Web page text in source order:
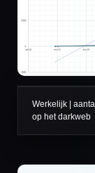
Werkelijk |
op het darkweb